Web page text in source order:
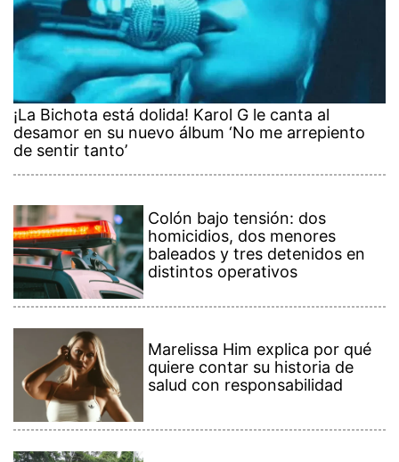
¡La Bichota está dolida! Karol G le canta al
desamor en su nuevo álbum ‘No me arrepiento
de sentir tanto’
Colón bajo tensión: dos
homicidios, dos menores
baleados y tres detenidos en
distintos operativos
Marelissa Him explica por qué
quiere contar su historia de
salud con responsabilidad